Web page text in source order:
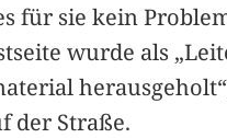
für sie kein
wurde als
der Straße.